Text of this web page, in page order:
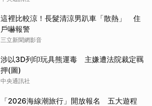
這裡比較涼！長髮清涼男趴車「散熱」 住
戶嚇報警
三立新聞網影音
涉以3D列印玩具熊運毒 主嫌遭法院裁定羈
押(圖)
中央通訊社
「2026海線潮旅行」開放報名 五大遊程